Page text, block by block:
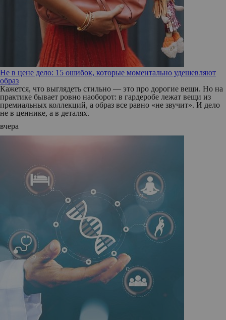
Не в цене дело: 15 ошибок, которые моментально удешевляют
образ
Кажется, что выглядеть стильно — это про дорогие вещи. Но на
практике бывает ровно наоборот: в гардеробе лежат вещи из
премиальных коллекций, а образ все равно «не звучит». И дело
не в ценнике, а в деталях.
вчера